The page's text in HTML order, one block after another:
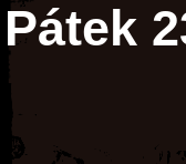
Pátek